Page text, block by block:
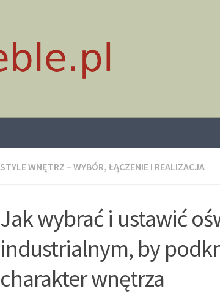
STYLE WNĘTRZ – WYBÓR, ŁĄCZENIE I REALIZACJA
Jak wybrać i ustawić
industrialnym, by
charakter wnętrza